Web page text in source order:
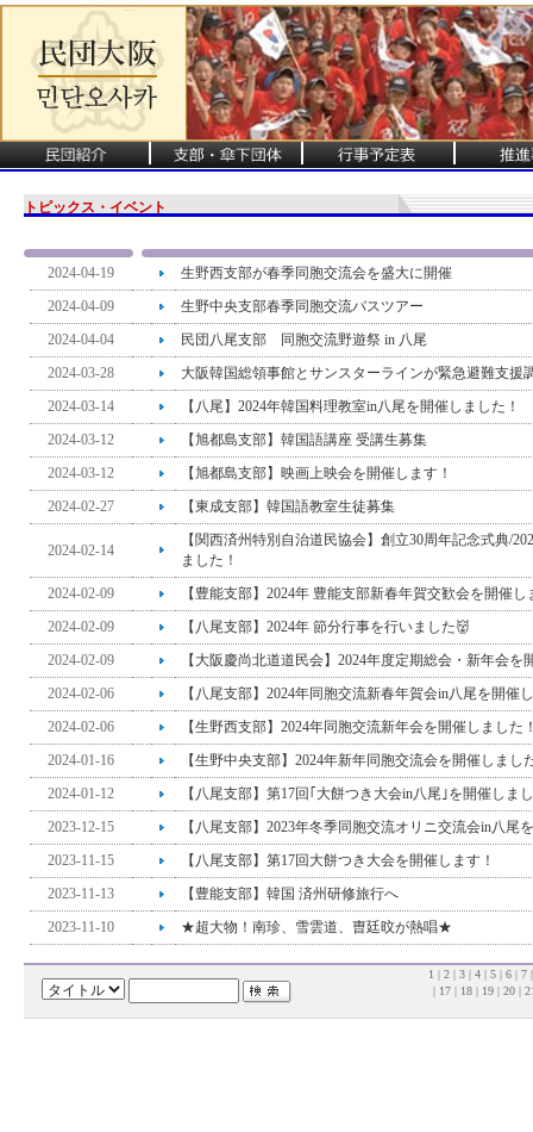
トピックス・イベント
2024-04-19
生野西支部が春季同胞交流会を盛大に開催
2024-04-09
生野中央支部春季同胞交流バスツアー
2024-04-04
民団八尾支部 同胞交流野遊祭 in 八尾
2024-03-28
大阪韓国総領事館とサンスターラインが緊急避難支援
2024-03-14
【八尾】2024年韓国料理教室in八尾を開催しました！
2024-03-12
【旭都島支部】韓国語講座 受講生募集
2024-03-12
【旭都島支部】映画上映会を開催します！
2024-02-27
【東成支部】韓国語教室生徒募集
2024-02-14
【関西済州特別自治道民協会】創立30周年記念式典/
ました！
2024-02-09
【豊能支部】2024年 豊能支部新春年賀交歓会を開催し
2024-02-09
【八尾支部】2024年 節分行事を行いました👹
2024-02-09
【大阪慶尚北道道民会】2024年度定期総会・新年会を
2024-02-06
【八尾支部】2024年同胞交流新春年賀会in八尾を開催
2024-02-06
【生野西支部】2024年同胞交流新年会を開催しました
2024-01-16
【生野中央支部】2024年新年同胞交流会を開催しまし
2024-01-12
【八尾支部】第17回｢大餅つき大会in八尾｣を開催しま
2023-12-15
【八尾支部】2023年冬季同胞交流オリニ交流会in八尾
2023-11-15
【八尾支部】第17回大餅つき大会を開催します！
2023-11-13
【豊能支部】韓国 済州研修旅行へ
2023-11-10
★超大物！南珍、雪雲道、曺廷旼が熱唱★
1 | 2 | 3 | 4 | 5 | 6 | 7
| 17 | 18 | 19 | 20 |